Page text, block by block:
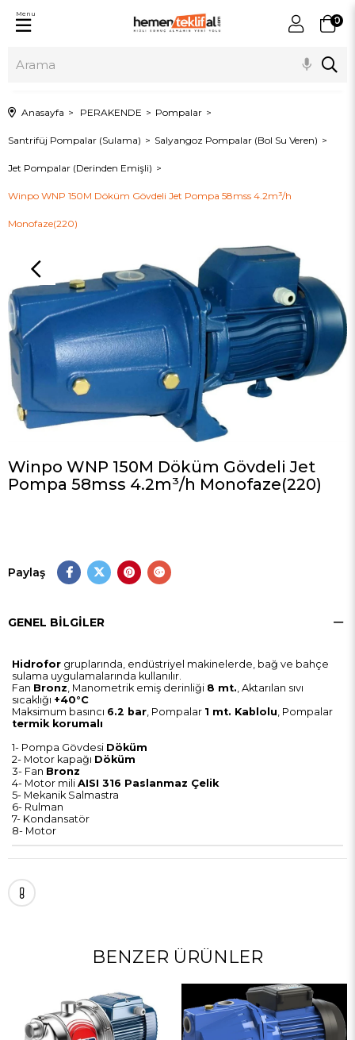
0
Menu
Anasayfa PERAKENDE Pompalar
Santrifüj Pompalar (Sulama) Salyangoz Pompalar (Bol Su Veren)
Jet Pompalar (Derinden Emişli)
Winpo WNP 150M Döküm Gövdeli Jet Pompa 58mss 4.2m³/h
Monofaze(220)
Winpo WNP 150M Döküm Gövdeli Jet
Pompa 58mss 4.2m³/h Monofaze(220)
Paylaş
GENEL BILGILER
Hidrofor gruplarında, endüstriyel makinelerde, bağ ve bahçe
sulama uygulamalarında kullanılır.
Fan Bronz , Manometrik emiş derinliği 8 mt. , Aktarılan sıvı
sıcaklığı +40°C
Maksimum basıncı 6.2 bar , Pompalar 1 mt. Kablolu , Pompalar
termik korumalı
1- Pompa Gövdesi Döküm
2- Motor kapağı Döküm
3- Fan Bronz
4- Motor mili AISI 316 Paslanmaz Çelik
5- Mekanik Salmastra
6- Rulman
7- Kondansatör
8- Motor
BENZER ÜRÜNLER